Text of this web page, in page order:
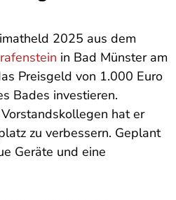
2025 aus dem
in Bad Münster am
Preisgeld von 1.000 Euro
Bades investieren.
hat er
zu verbessern. Geplant
Geräte und eine